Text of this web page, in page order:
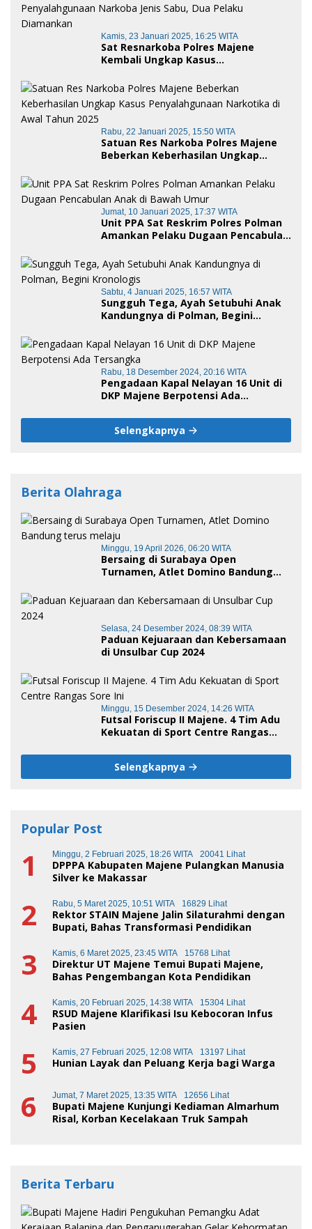
Kamis, 23 Januari 2025, 16:25 WITA
Sat Resnarkoba Polres Majene
Kembali Ungkap Kasus
Dua Pelaku Diamankan
Rabu, 22 Januari 2025, 15:50 WITA
Satuan Res Narkoba Polres Majene
Beberkan Keberhasilan Ungkap
Awal Tahun 2025
Jumat, 10 Januari 2025, 17:37 WITA
Unit PPA Sat Reskrim Polres Polman
Amankan Pelaku Dugaan Pencabulan
Sabtu, 4 Januari 2025, 16:57 WITA
Sungguh Tega, Ayah Setubuhi Anak
Kandungnya di Polman, Begini
Rabu, 18 Desember 2024, 20:16 WITA
Pengadaan Kapal Nelayan 16 Unit di
DKP Majene Berpotensi Ada
Selengkapnya
Berita Olahraga
Minggu, 19 April 2026, 06:20 WITA
Bersaing di Surabaya Open
Turnamen, Atlet Domino Bandung
Selasa, 24 Desember 2024, 08:39 WITA
Paduan Kejuaraan dan Kebersamaan
di Unsulbar Cup 2024
Minggu, 15 Desember 2024, 14:26 WITA
Futsal Foriscup II Majene. 4 Tim Adu
Kekuatan di Sport Centre Rangas
Selengkapnya
Popular Post
1 Minggu, 2 Februari 2025, 18:26 WITA 20041 Lihat
DPPPA Kabupaten Majene Pulangkan Manusia
Silver ke Makassar
2 Rabu, 5 Maret 2025, 10:51 WITA 16829 Lihat
Rektor STAIN Majene Jalin Silaturahmi dengan
Bupati, Bahas Transformasi Pendidikan
3 Kamis, 6 Maret 2025, 23:45 WITA 15768 Lihat
Direktur UT Majene Temui Bupati Majene,
Bahas Pengembangan Kota Pendidikan
4 Kamis, 20 Februari 2025, 14:38 WITA 15304 Lihat
RSUD Majene Klarifikasi Isu Kebocoran Infus
Pasien
5 Kamis, 27 Februari 2025, 12:08 WITA 13197 Lihat
Hunian Layak dan Peluang Kerja bagi Warga
6 Jumat, 7 Maret 2025, 13:35 WITA 12656 Lihat
Bupati Majene Kunjungi Kediaman Almarhum
Risal, Korban Kecelakaan Truk Sampah
Berita Terbaru